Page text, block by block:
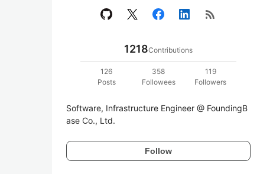
rss_feed
1218Contributions
126
Posts
358
Followees
119
Followers
Software, Infrastructure Engineer @ FoundingB
ase Co., Ltd.
Follow